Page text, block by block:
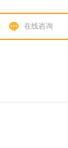
在线咨询